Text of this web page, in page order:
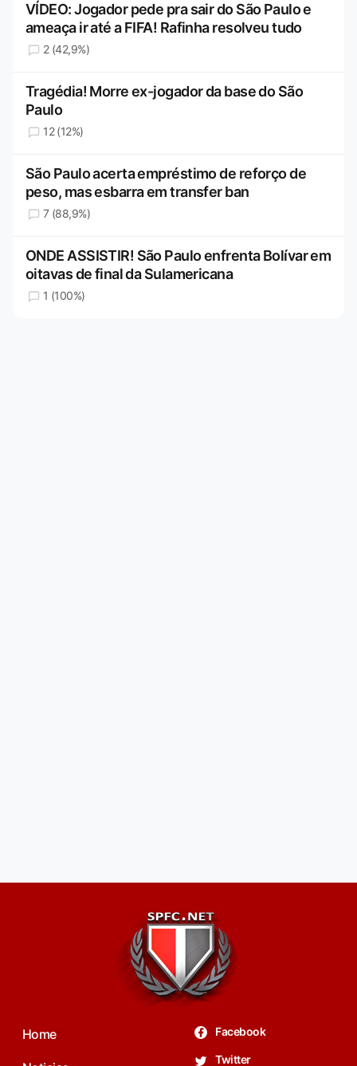
VÍDEO: Jogador pede pra sair do São Paulo e
ameaça ir até a FIFA! Rafinha resolveu tudo
2 (42,9%)
Tragédia! Morre ex-jogador da base do São
Paulo
12 (12%)
São Paulo acerta empréstimo de reforço de
peso, mas esbarra em transfer ban
7 (88,9%)
ONDE ASSISTIR! São Paulo enfrenta Bolívar em
oitavas de final da Sulamericana
1 (100%)
Home Facebook
Twitter